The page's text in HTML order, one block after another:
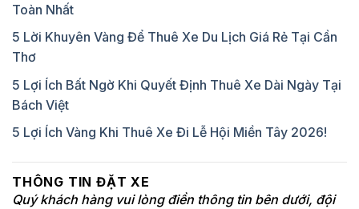
Toàn Nhất
5 Lời Khuyên Vàng Để Thuê Xe Du Lịch Giá Rẻ Tại Cần
Thơ
5 Lợi Ích Bất Ngờ Khi Quyết Định Thuê Xe Dài Ngày Tại
Bách Việt
5 Lợi Ích Vàng Khi Thuê Xe Đi Lễ Hội Miền Tây 2026!
THÔNG TIN ĐẶT XE
Quý khách hàng vui lòng điền thông tin bên dưới, đội